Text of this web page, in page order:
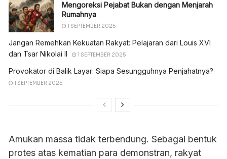
Mengoreksi Pejabat Bukan dengan Menjarah
Rumahnya
1 SEPTEMBER 2025
Jangan Remehkan Kekuatan Rakyat: Pelajaran dari Louis XVI
dan Tsar Nikolai II
1 SEPTEMBER 2025
Provokator di Balik Layar: Siapa Sesungguhnya Penjahatnya?
1 SEPTEMBER 2025
Amukan massa tidak terbendung. Sebagai bentuk
protes atas kematian para demonstran, rakyat